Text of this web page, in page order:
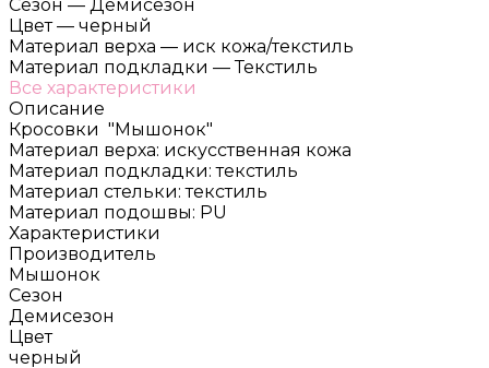
Сезон — Демисезон
Цвет — черный
Материал верха — иск кожа/текстиль
Материал подкладки — Текстиль
Все характеристики
Описание
Кросовки "Мышонок"
Материал верха: искусственная кожа
Материал подкладки: текстиль
Материал стельки: текстиль
Материал подошвы: PU
Характеристики
Производитель
Мышонок
Сезон
Демисезон
Цвет
черный